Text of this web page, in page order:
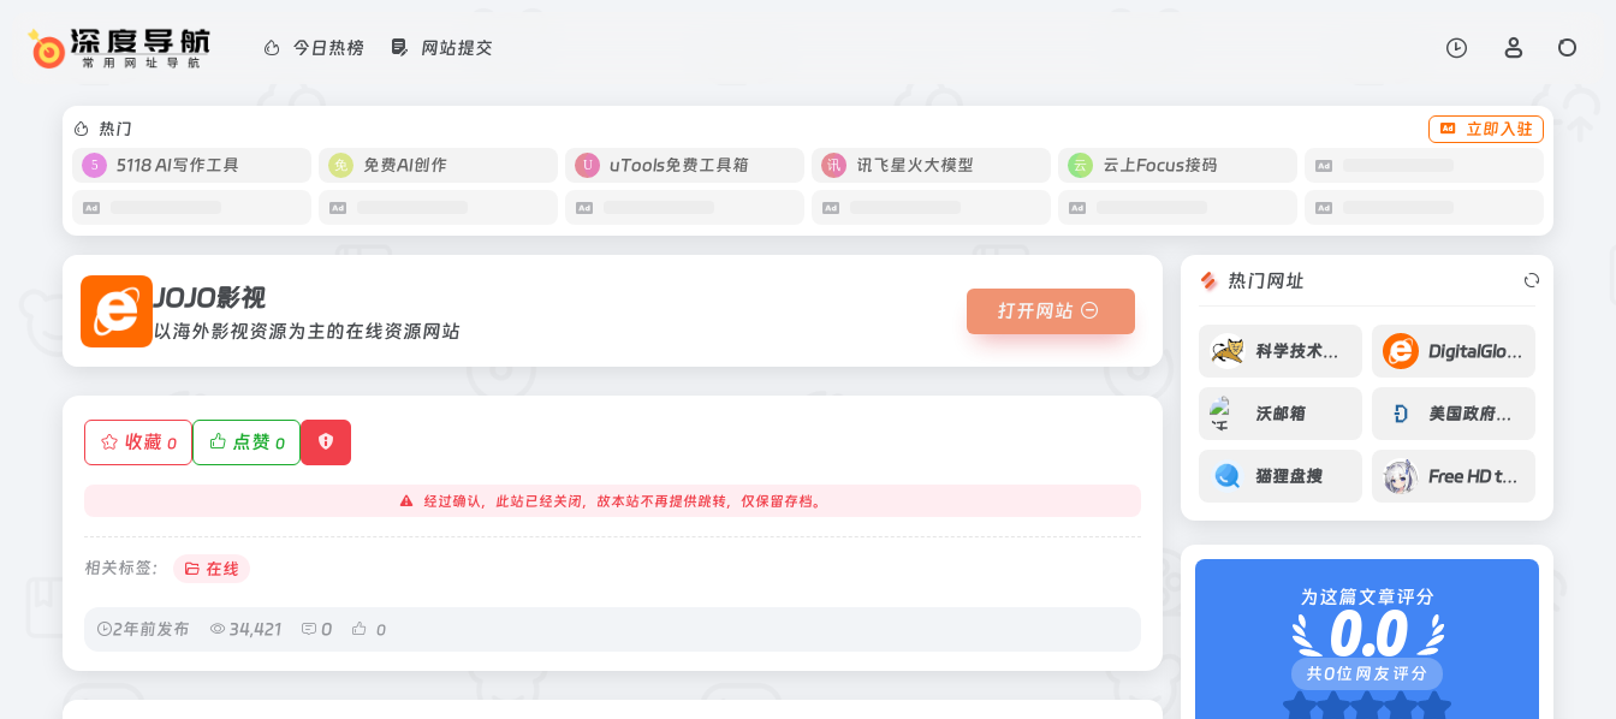
今日热榜 网站提交
热门
立即入驻
5118 AI写作工具
免费AI创作 uTools免费工具箱 讯飞星火大模型 云上Focus接码
JOJO影视
以海外影视资源为主的在线资源网站
打开网站
收藏 0 点赞 0
经过确认，此站已经关闭，故本站不再提供跳转，仅保留存档。
相关标签： 在线
2年前发布 34,421 0 0
热门网址
科学技术部高技术研究发展中心 DigitalGlobe样本
沃邮箱 美国政府的公开数据
猫狸盘搜 Free HD two
为这篇文章评分
0.0
共0位网友评分